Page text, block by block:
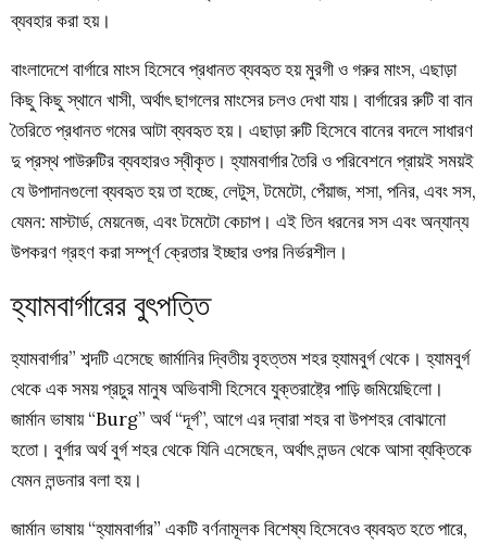
ব্যবহার করা হয়।
বাংলাদেশে বার্গারে মাংস হিসেবে প্রধানত ব্যবহৃত হয় মুরগী ও গরুর মাংস, এছাড়া
কিছু কিছু স্থানে খাসী, অর্থাৎ ছাগলের মাংসের চলও দেখা যায়। বার্গারের রুটি বা বান
তৈরিতে প্রধানত গমের আটা ব্যবহৃত হয়। এছাড়া রুটি হিসেবে বানের বদলে সাধারণ
দু প্রস্থ পাউরুটির ব্যবহারও স্বীকৃত। হ্যামবার্গার তৈরি ও পরিবেশনে প্রায়ই সময়ই
যে উপাদানগুলো ব্যবহৃত হয় তা হচ্ছে, লেটুস, টমেটো, পেঁয়াজ, শসা, পনির, এবং সস,
যেমন: মাস্টার্ড, মেয়নেজ, এবং টমেটো কেচাপ। এই তিন ধরনের সস এবং অন্যান্য
উপকরণ গ্রহণ করা সম্পূর্ণ ক্রেতার ইচ্ছার ওপর নির্ভরশীল।
হ্যামবার্গারের বুৎপত্তি
হ্যামবার্গার” শব্দটি এসেছে জার্মানির দ্বিতীয় বৃহত্তম শহর হ্যামবুর্গ থেকে। হ্যামবুর্গ
থেকে এক সময় প্রচুর মানুষ অভিবাসী হিসেবে যুক্তরাষ্ট্রে পাড়ি জমিয়েছিলো।
জার্মান ভাষায় “Burg” অর্থ “দূর্গ”, আগে এর দ্বারা শহর বা উপশহর বোঝানো
হতো। বুর্গার অর্থ বুর্গ শহর থেকে যিনি এসেছেন, অর্থাৎ লন্ডন থেকে আসা ব্যক্তিকে
যেমন লন্ডনার বলা হয়।
জার্মান ভাষায় “হ্যামবার্গার” একটি বর্ণনামূলক বিশেষ্য হিসেবেও ব্যবহৃত হতে পারে,